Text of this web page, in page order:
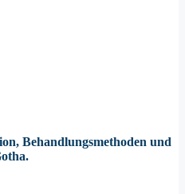
Behandlungsmethoden und